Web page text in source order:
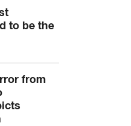
to be the
from